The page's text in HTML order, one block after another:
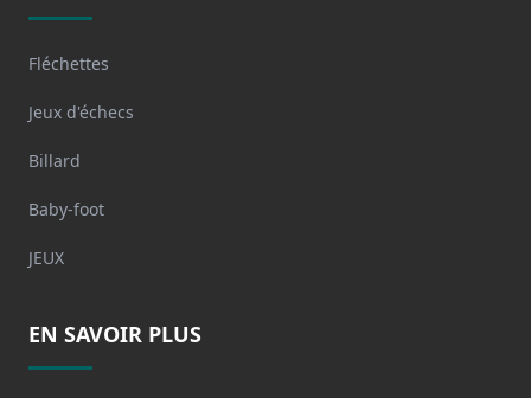
Fléchettes
Jeux d'échecs
Billard
Baby-foot
JEUX
EN SAVOIR PLUS